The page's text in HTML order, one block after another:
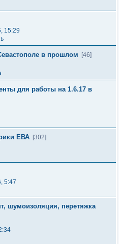
15:29
в прошлом
[46]
для работы на 1.6.17 в
ЕВА [302]
5:47
перетяжка